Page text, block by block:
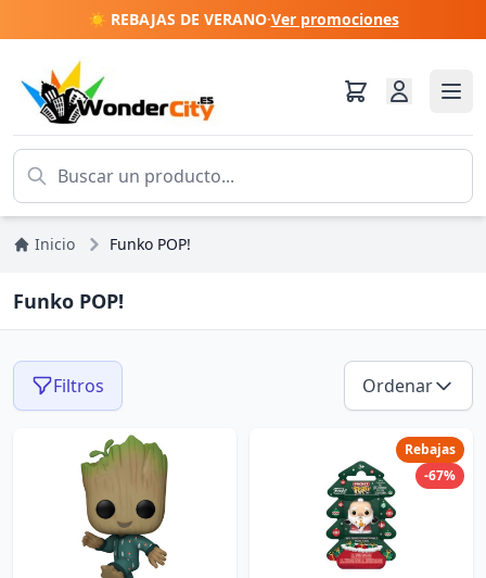
☀️ REBAJAS DE VERANO·Ver promociones
Inicio Funko POP!
Funko POP!
Filtros Ordenar
Rebajas
-67%